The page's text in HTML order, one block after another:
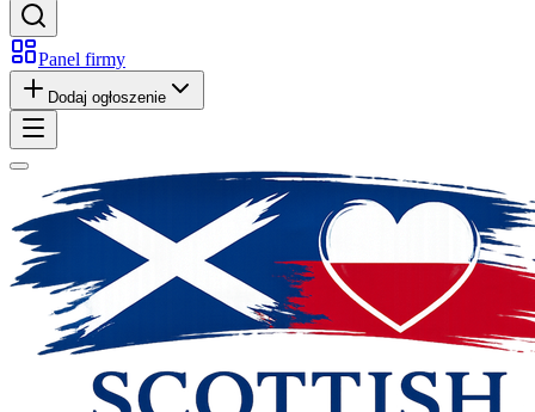
Panel firmy
Dodaj ogłoszenie